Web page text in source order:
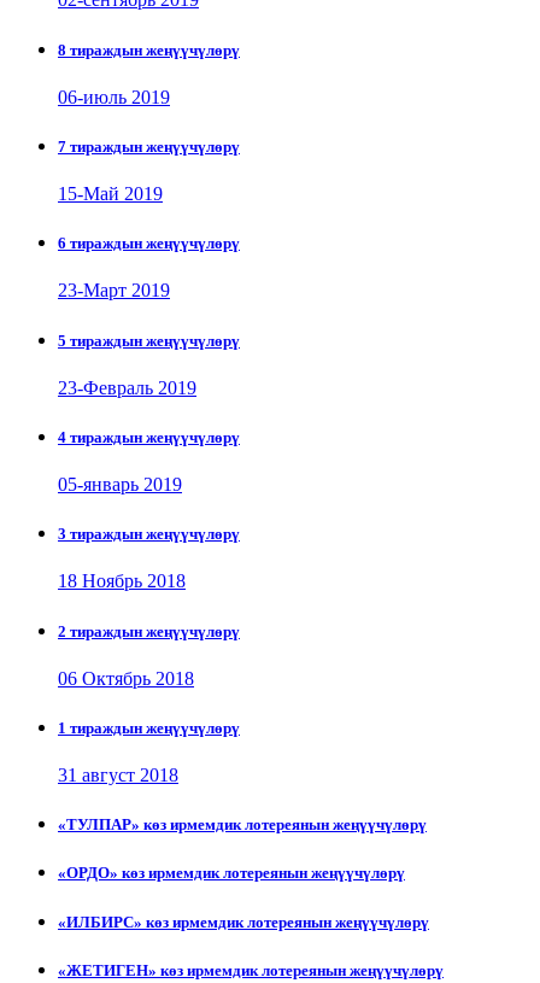
8 тираждын жеңүүчүлөрү
06-июль 2019
7 тираждын жеңүүчүлөрү
15-Май 2019
6 тираждын жеңүүчүлөрү
23-Март 2019
5 тираждын жеңүүчүлөрү
23-Февраль 2019
4 тираждын жеңүүчүлөрү
05-январь 2019
3 тираждын жеңүүчүлөрү
18 Ноябрь 2018
2 тираждын жеңүүчүлөрү
06 Октябрь 2018
1 тираждын жеңүүчүлөрү
31 август 2018
«ТУЛПАР» көз ирмемдик лотереянын жеңүүчүлөрү
«ОРДО» көз ирмемдик лотереянын жеңүүчүлөрү
«ИЛБИРС» көз ирмемдик лотереянын жеңүүчүлөрү
«ЖЕТИГЕН» көз ирмемдик лотереянын жеңүүчүлөрү